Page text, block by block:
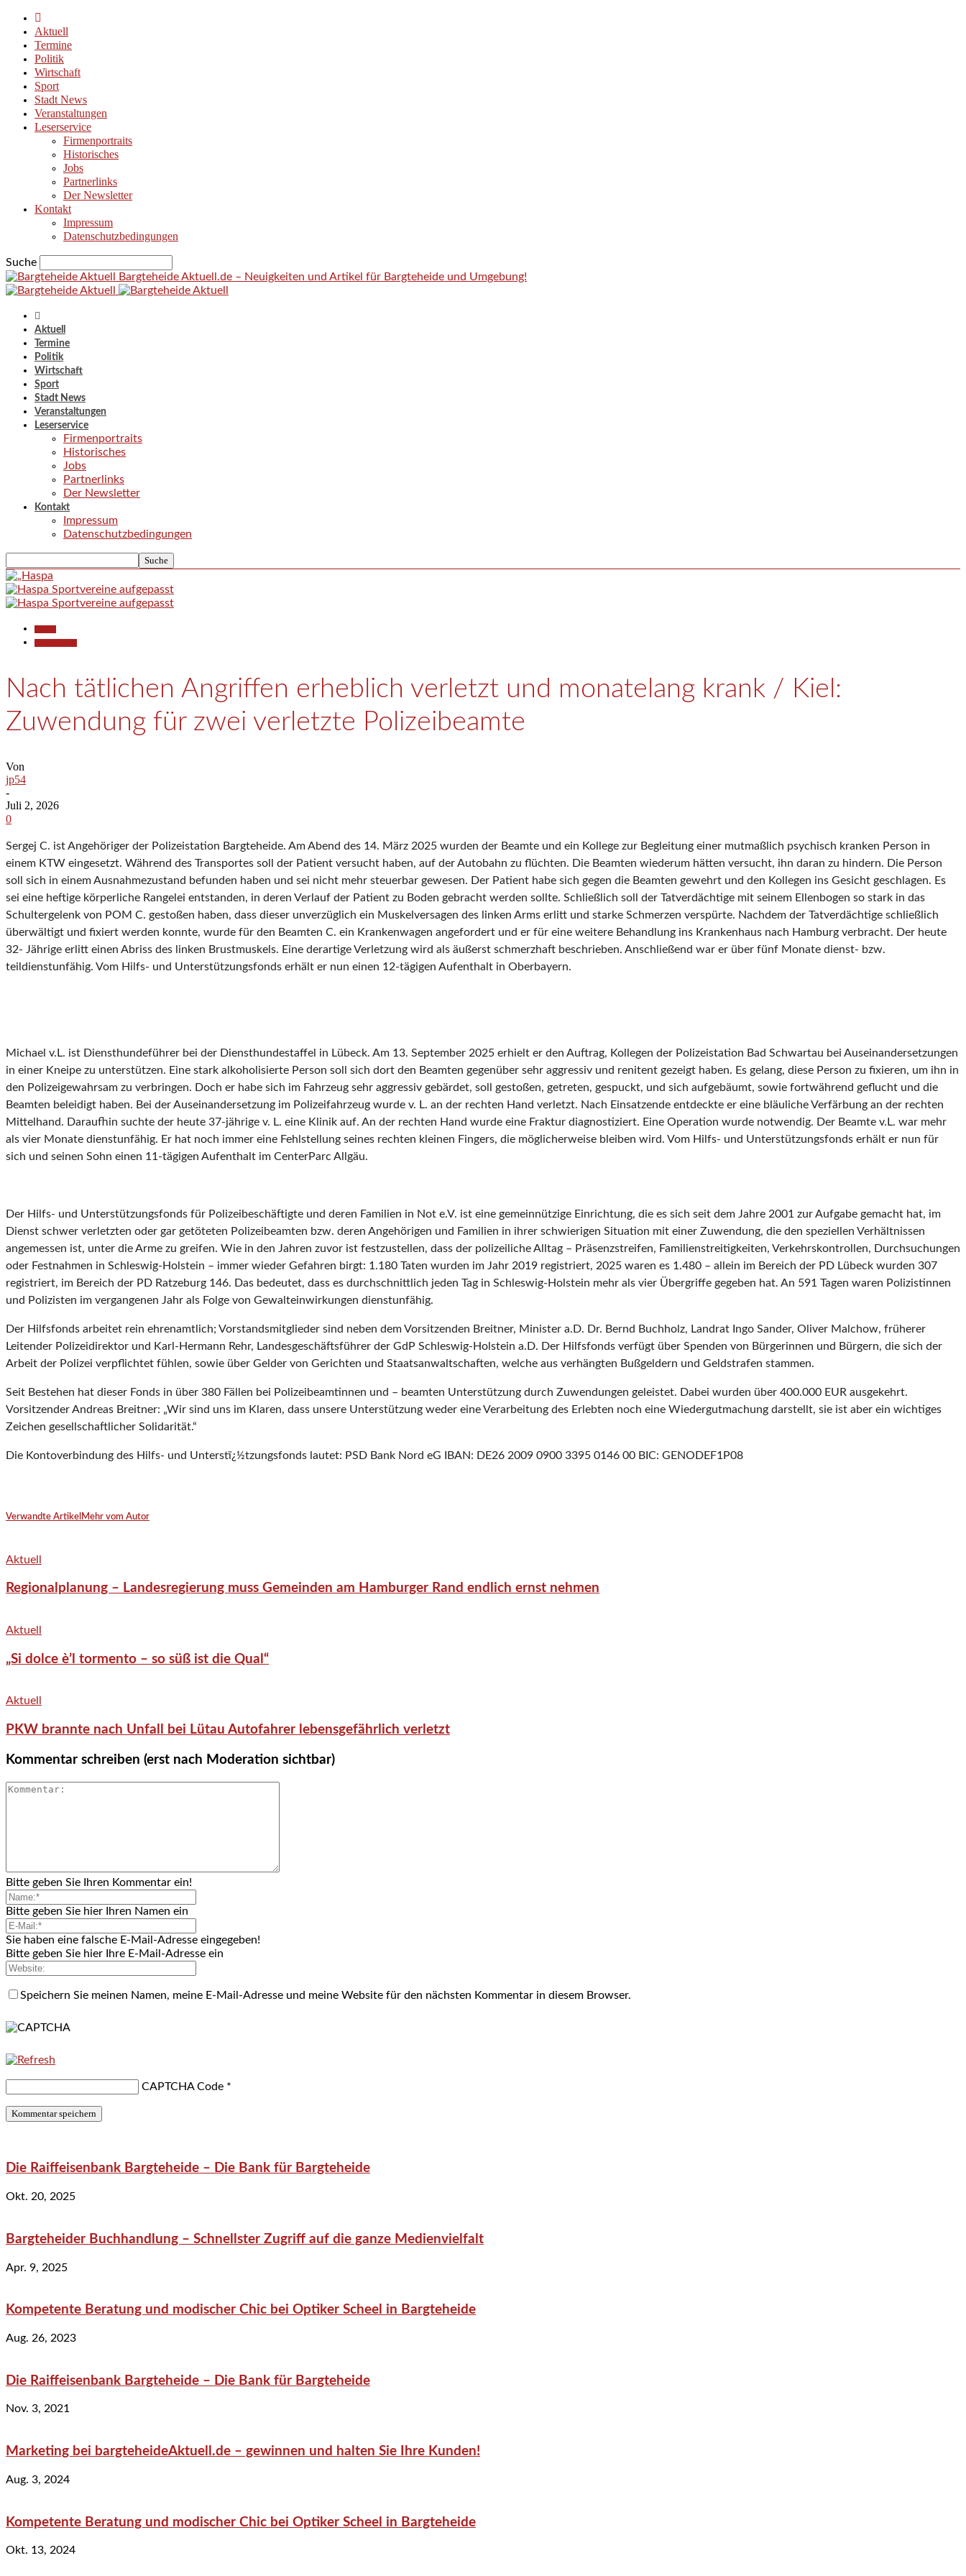
Aktuell
Termine
Politik
Wirtschaft
Sport
Stadt News
Veranstaltungen
Leserservice
Firmenportraits
Historisches
Jobs
Partnerlinks
Der Newsletter
Kontakt
Impressum
Datenschutzbedingungen
Suche
Bargteheide Aktuell.de – Neuigkeiten und Artikel für Bargteheide und Umgebung!
Aktuell
Termine
Politik
Wirtschaft
Sport
Stadt News
Veranstaltungen
Leserservice
Firmenportraits
Historisches
Jobs
Partnerlinks
Der Newsletter
Kontakt
Impressum
Datenschutzbedingungen
Nach tätlichen Angriffen erheblich verletzt und monatelang krank / Kiel:
Zuwendung für zwei verletzte Polizeibeamte
Von
jp54
-
Juli 2, 2026
0
Sergej C. ist Angehöriger der Polizeistation Bargteheide. Am Abend des 14. März 2025 wurden der Beamte und ein Kollege zur Begleitung einer mutmaßlich psychisch kranken Person in
einem KTW eingesetzt. Während des Transportes soll der Patient versucht haben, auf der Autobahn zu flüchten. Die Beamten wiederum hätten versucht, ihn daran zu hindern. Die Person
soll sich in einem Ausnahmezustand befunden haben und sei nicht mehr steuerbar gewesen. Der Patient habe sich gegen die Beamten gewehrt und den Kollegen ins Gesicht geschlagen. Es
sei eine heftige körperliche Rangelei entstanden, in deren Verlauf der Patient zu Boden gebracht werden sollte. Schließlich soll der Tatverdächtige mit seinem Ellenbogen so stark in das
Schultergelenk von POM C. gestoßen haben, dass dieser unverzüglich ein Muskelversagen des linken Arms erlitt und starke Schmerzen verspürte. Nachdem der Tatverdächtige schließlich
überwältigt und fixiert werden konnte, wurde für den Beamten C. ein Krankenwagen angefordert und er für eine weitere Behandlung ins Krankenhaus nach Hamburg verbracht. Der heute
32- Jährige erlitt einen Abriss des linken Brustmuskels. Eine derartige Verletzung wird als äußerst schmerzhaft beschrieben. Anschließend war er über fünf Monate dienst- bzw.
teildienstunfähig. Vom Hilfs- und Unterstützungsfonds erhält er nun einen 12-tägigen Aufenthalt in Oberbayern.
Michael v.L. ist Diensthundeführer bei der Diensthundestaffel in Lübeck. Am 13. September 2025 erhielt er den Auftrag, Kollegen der Polizeistation Bad Schwartau bei Auseinandersetzungen
in einer Kneipe zu unterstützen. Eine stark alkoholisierte Person soll sich dort den Beamten gegenüber sehr aggressiv und renitent gezeigt haben. Es gelang, diese Person zu fixieren, um ihn in
den Polizeigewahrsam zu verbringen. Doch er habe sich im Fahrzeug sehr aggressiv gebärdet, soll gestoßen, getreten, gespuckt, und sich aufgebäumt, sowie fortwährend geflucht und die
Beamten beleidigt haben. Bei der Auseinandersetzung im Polizeifahrzeug wurde v. L. an der rechten Hand verletzt. Nach Einsatzende entdeckte er eine bläuliche Verfärbung an der rechten
Mittelhand. Daraufhin suchte der heute 37-jährige v. L. eine Klinik auf. An der rechten Hand wurde eine Fraktur diagnostiziert. Eine Operation wurde notwendig. Der Beamte v.L. war mehr
als vier Monate dienstunfähig. Er hat noch immer eine Fehlstellung seines rechten kleinen Fingers, die möglicherweise bleiben wird. Vom Hilfs- und Unterstützungsfonds erhält er nun für
sich und seinen Sohn einen 11-tägigen Aufenthalt im CenterParc Allgäu.
Der Hilfs- und Unterstützungsfonds für Polizeibeschäftigte und deren Familien in Not e.V. ist eine gemeinnützige Einrichtung, die es sich seit dem Jahre 2001 zur Aufgabe gemacht hat, im
Dienst schwer verletzten oder gar getöteten Polizeibeamten bzw. deren Angehörigen und Familien in ihrer schwierigen Situation mit einer Zuwendung, die den speziellen Verhältnissen
angemessen ist, unter die Arme zu greifen. Wie in den Jahren zuvor ist festzustellen, dass der polizeiliche Alltag – Präsenzstreifen, Familienstreitigkeiten, Verkehrskontrollen, Durchsuchungen
oder Festnahmen in Schleswig-Holstein – immer wieder Gefahren birgt: 1.180 Taten wurden im Jahr 2019 registriert, 2025 waren es 1.480 – allein im Bereich der PD Lübeck wurden 307
registriert, im Bereich der PD Ratzeburg 146. Das bedeutet, dass es durchschnittlich jeden Tag in Schleswig-Holstein mehr als vier Übergriffe gegeben hat. An 591 Tagen waren Polizistinnen
und Polizisten im vergangenen Jahr als Folge von Gewalteinwirkungen dienstunfähig.
Der Hilfsfonds arbeitet rein ehrenamtlich; Vorstandsmitglieder sind neben dem Vorsitzenden Breitner, Minister a.D. Dr. Bernd Buchholz, Landrat Ingo Sander, Oliver Malchow, früherer
Leitender Polizeidirektor und Karl-Hermann Rehr, Landesgeschäftsführer der GdP Schleswig-Holstein a.D. Der Hilfsfonds verfügt über Spenden von Bürgerinnen und Bürgern, die sich der
Arbeit der Polizei verpflichtet fühlen, sowie über Gelder von Gerichten und Staatsanwaltschaften, welche aus verhängten Bußgeldern und Geldstrafen stammen.
Seit Bestehen hat dieser Fonds in über 380 Fällen bei Polizeibeamtinnen und – beamten Unterstützung durch Zuwendungen geleistet. Dabei wurden über 400.000 EUR ausgekehrt.
Vorsitzender Andreas Breitner: „Wir sind uns im Klaren, dass unsere Unterstützung weder eine Verarbeitung des Erlebten noch eine Wiedergutmachung darstellt, sie ist aber ein wichtiges
Zeichen gesellschaftlicher Solidarität.“
Die Kontoverbindung des Hilfs- und Unterstï¿½tzungsfonds lautet: PSD Bank Nord eG IBAN: DE26 2009 0900 3395 0146 00 BIC: GENODEF1P08
Verwandte Artikel Mehr vom Autor
Aktuell
Regionalplanung – Landesregierung muss Gemeinden am Hamburger Rand endlich ernst nehmen
Aktuell
„Si dolce è’l tormento – so süß ist die Qual“
Aktuell
PKW brannte nach Unfall bei Lütau Autofahrer lebensgefährlich verletzt
Kommentar schreiben (erst nach Moderation sichtbar)
Bitte geben Sie Ihren Kommentar ein!
Bitte geben Sie hier Ihren Namen ein
Sie haben eine falsche E-Mail-Adresse eingegeben!
Bitte geben Sie hier Ihre E-Mail-Adresse ein
Speichern Sie meinen Namen, meine E-Mail-Adresse und meine Website für den nächsten Kommentar in diesem Browser.
CAPTCHA Code *
Die Raiffeisenbank Bargteheide – Die Bank für Bargteheide
Okt. 20, 2025
Bargteheider Buchhandlung – Schnellster Zugriff auf die ganze Medienvielfalt
Apr. 9, 2025
Kompetente Beratung und modischer Chic bei Optiker Scheel in Bargteheide
Aug. 26, 2023
Die Raiffeisenbank Bargteheide – Die Bank für Bargteheide
Nov. 3, 2021
Marketing bei bargteheideAktuell.de – gewinnen und halten Sie Ihre Kunden!
Aug. 3, 2024
Kompetente Beratung und modischer Chic bei Optiker Scheel in Bargteheide
Okt. 13, 2024